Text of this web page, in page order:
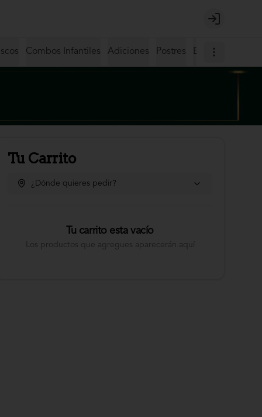
Login
Combos Infantiles Adiciones Postres Bebidas
Tu Carrito
¿Dónde quieres pedir?
Tu carrito esta vacío
Los productos que agregues aparecerán aquí